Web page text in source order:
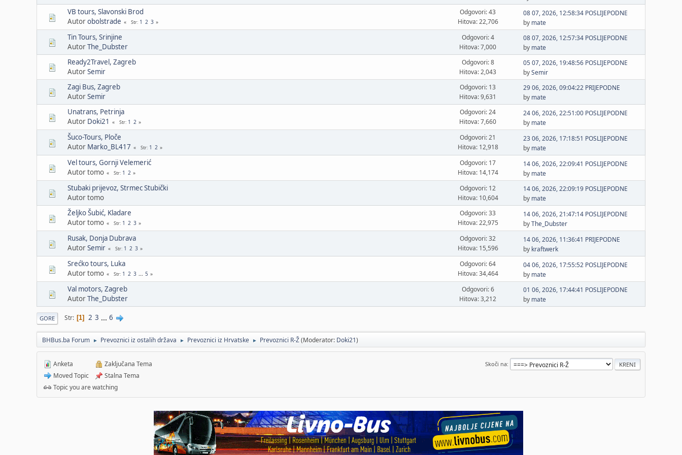
VB tours, Slavonski Brod
Autorobolstrade Str 1 2 3
Odgovori: 43
Hitova: 22,706
08 07, 2026, 12:58:34 POSLIJEPODNE
by mate
Tin Tours, Srinjine
AutorThe_Dubster
Odgovori: 4
Hitova: 7,000
08 07, 2026, 12:57:34 POSLIJEPODNE
by mate
Ready2Travel, Zagreb
AutorSemir
Odgovori: 8
Hitova: 2,043
05 07, 2026, 19:48:56 POSLIJEPODNE
bySemir
Zagi Bus, Zagreb
AutorSemir
Odgovori: 13
Hitova: 9,631
29 06, 2026, 09:04:22 PRIJEPODNE
by mate
Unatrans, Petrinja
Autor Doki21 Str 1 2
Odgovori: 24
Hitova: 7,660
24 06, 2026, 22:51:00 POSLIJEPODNE
by mate
Šuco-Tours, Ploče
Autor Marko_BL417 Str 1 2
Odgovori: 21
Hitova: 12,918
23 06, 2026, 17:18:51 POSLIJEPODNE
by mate
Vel tours, Gornji Velemerić
Autor tomo
Str 1 2
Odgovori: 17
Hitova: 14,174
14 06, 2026, 22:09:41 POSLIJEPODNE
by mate
Stubaki prijevoz, Strmec Stubički
Autor tomo
Odgovori: 12
Hitova: 10,604
14 06, 2026, 22:09:19 POSLIJEPODNE
by mate
Željko Šubić, Kladare
Autor tomo
Str 1 2 3
Odgovori: 33
Hitova: 22,975
14 06, 2026, 21:47:14 POSLIJEPODNE
byThe_Dubster
Rusak, Donja Dubrava
AutorSemir Str 1 2 3
Odgovori: 32
Hitova: 15,596
14 06, 2026, 11:36:41 PRIJEPODNE
by kraftwerk
Srećko tours, Luka
Autor tomo
Str 1 2 3 ... 5
Odgovori: 64
Hitova: 34,464
04 06, 2026, 17:55:52 POSLIJEPODNE
by mate
Val motors, Zagreb
AutorThe_Dubster
Odgovori: 6
Hitova: 3,212
01 06, 2026, 17:44:41 POSLIJEPODNE
by mate
GORE Str 1 2 3 ... 6
BHBus.ba Forum ► Prevoznici iz ostalih država ► Prevoznici iz Hrvatske ► Prevoznici R-Ž(Moderator: Doki21)
Skoči na
Anketa
Moved Topic
Zaključana Tema
Stalna Tema
Topic you are watching